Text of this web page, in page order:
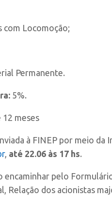
com Locomoção;
Permanente.
5%.
12 meses
à FINEP por meio
, até 22.06 às 17 hs.
pelo
Relação dos acionistas